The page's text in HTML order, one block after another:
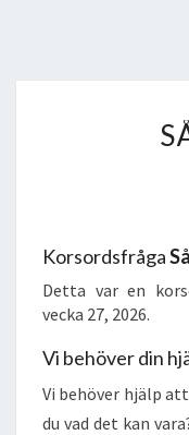
Korsordsfråga
Detta var en
vecka 27, 2026.
Vi behöver din
Vi behöver hjälp
du vad det kan